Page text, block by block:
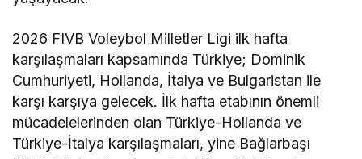
2026 FIVB Voleybol Milletler Ligi ilk hafta
karşılaşmaları kapsamında Türkiye; Dominik
Cumhuriyeti, Hollanda, İtalya ve Bulgaristan ile
karşı karşıya gelecek. İlk hafta etabının önemli
mücadelelerinden olan Türkiye-Hollanda ve
Türkiye-İtalya karşılaşmaları, yine Bağlarbaşı